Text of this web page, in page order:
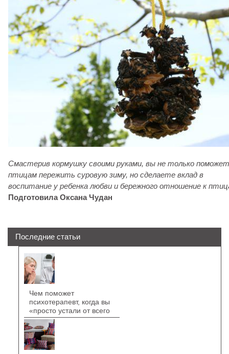
Смастерив кормушку своими руками, вы не только
птицам пережить суровую зиму, но сделаете вклад в
воспитание у ребенка любви и бережного отношение к
Подготовила Оксана Чудан
Последние статьи
Чем поможет
психотерапевт, когда вы
«просто устали от всего